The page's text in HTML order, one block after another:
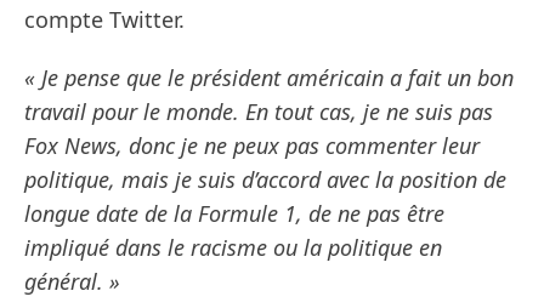
compte Twitter.
« Je pense que le président américain a fait un bon
travail pour le monde. En tout cas, je ne suis pas
Fox News, donc je ne peux pas commenter leur
politique, mais je suis d’accord avec la position de
longue date de la Formule 1, de ne pas être
impliqué dans le racisme ou la politique en
général. »